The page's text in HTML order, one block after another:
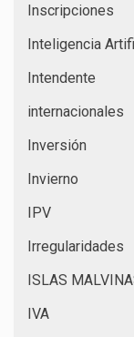
Inscripciones
Inteligencia
Intendente
internacionales
Inversión
Invierno
IPV
Irregularidades
ISLAS
IVA